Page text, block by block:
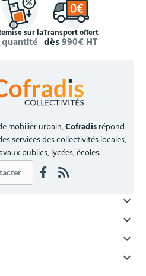
sur la
quantité
Transport offert
dès990€ HT
mobilier urbain,Cofradisrépond
services des collectivités locales,
publics, lycées, écoles.



